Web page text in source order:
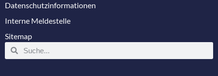
Datenschutzinformationen
Interne Meldestelle
Sitemap